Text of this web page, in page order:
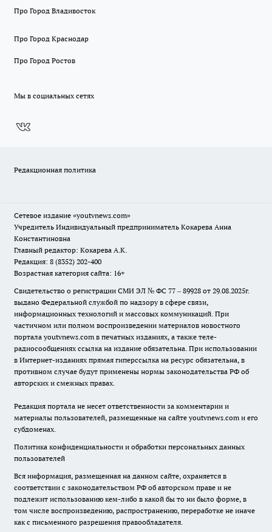
Про Город Владивосток
Про Город Краснодар
Про Город Ростов
Мы в социальных сетях
Редакционная политика
Сетевое издание «youtvnews.com»
Учредитель Индивидуальный предприниматель Кокарева Анна
Константиновна
Главный редактор: Кокарева А.К.
Редакция: 8 (8352) 202-400
Возрастная категория сайта: 16+
Свидетельство о регистрации СМИ ЭЛ № ФС 77 – 89928 от 29.08.2025г.
выдано Федеральной службой по надзору в сфере связи,
информационных технологий и массовых коммуникаций. При
частичном или полном воспроизведении материалов новостного
портала youtvnews.com в печатных изданиях, а также теле-
радиосообщениях ссылка на издание обязательна. При использовании
в Интернет-изданиях прямая гиперссылка на ресурс обязательна, в
противном случае будут применены нормы законодательства РФ об
авторских и смежных правах.
Редакция портала не несет ответственности за комментарии и
материалы пользователей, размещенные на сайте youtvnews.com и его
субдоменах.
Политика конфиденциальности и обработки персональных данных
пользователей
Вся информация, размещенная на данном сайте, охраняется в
соответствии с законодательством РФ об авторском праве и не
подлежит использованию кем-либо в какой бы то ни было форме, в
том числе воспроизведению, распространению, переработке не иначе
как с письменного разрешения правообладателя.